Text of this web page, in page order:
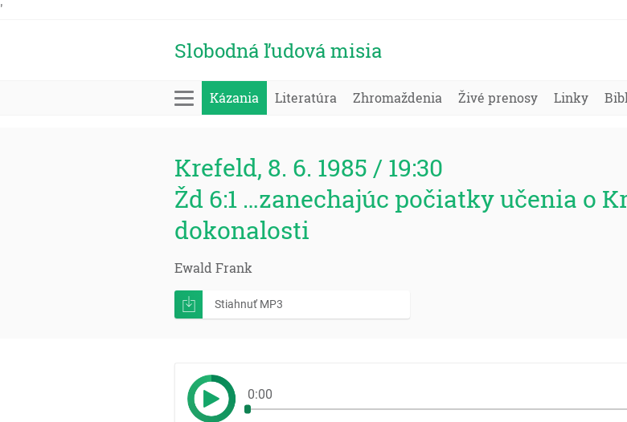
'
Slobodná ľudová misia
Kázania Literatúra Zhromaždenia Živé prenosy Linky
Krefeld, 8. 6. 1985 / 19:30
Žd 6:1 …zanechajúc počiatky učenia o
dokonalosti
Ewald Frank
Stiahnuť MP3
0:00